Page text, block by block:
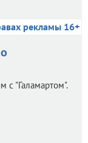
рекламы 16+
с "Галамартом".